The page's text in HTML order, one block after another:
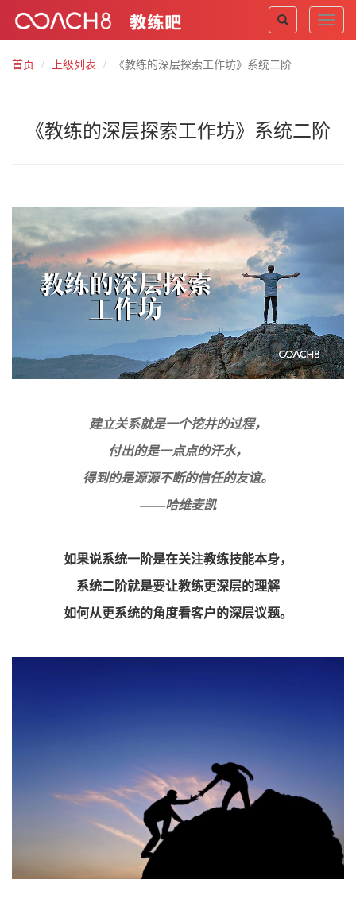
首页
上级列表 《教练的深层探索工作坊》系统二阶
《教练的深层探索工作坊》系统二阶
建立关系就是一个挖井的过程，
付出的是一点点的汗水，
得到的是源源不断的信任的友谊。
——哈维麦凯
如果说系统一阶是在关注教练技能本身，
系统二阶就是要让教练更深层的理解
如何从更系统的角度看客户的深层议题。